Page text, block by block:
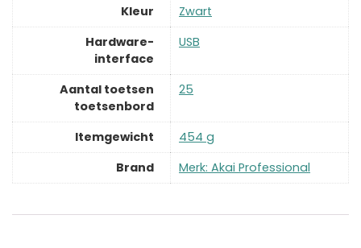
Kleur
‎Zwart
Hardware-
interface
‎USB
Aantal toetsen
toetsenbord
‎25
Itemgewicht
‎454 g
Brand
Merk: Akai Professional